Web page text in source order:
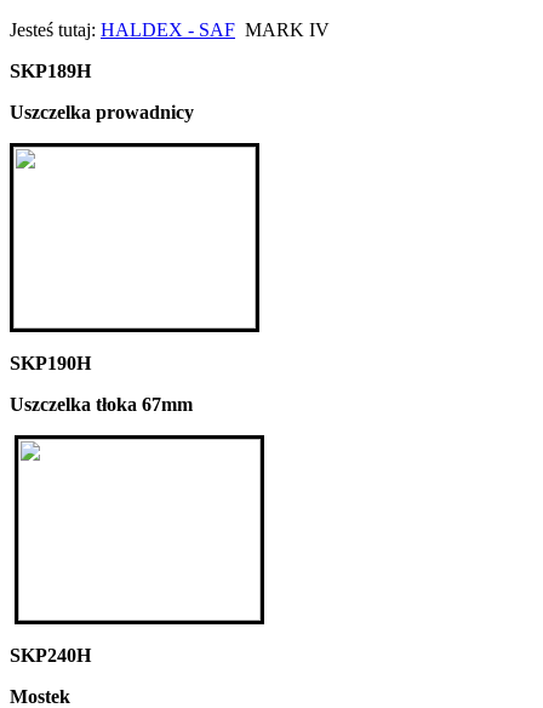
Jesteś tutaj: HALDEX - SAF MARK IV
SKP189H
Uszczelka prowadnicy
SKP190H
Uszczelka tłoka 67mm
SKP240H
Mostek